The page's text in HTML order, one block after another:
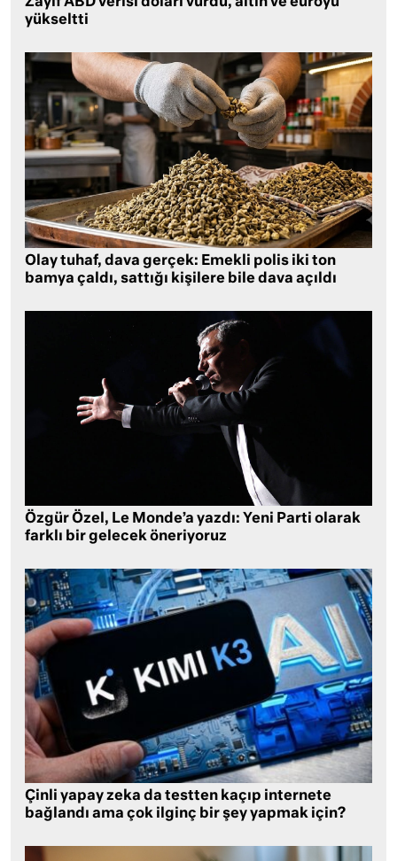
yükseltti
Olay tuhaf, dava gerçek: Emekli polis iki ton
bamya çaldı, sattığı kişilere bile dava açıldı
Özgür Özel, Le Monde’a yazdı: Yeni Parti olarak
farklı bir gelecek öneriyoruz
Çinli yapay zeka da testten kaçıp internete
bağlandı ama çok ilginç bir şey yapmak için?